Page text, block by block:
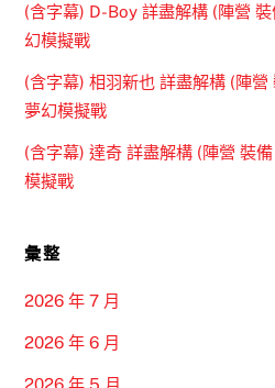
(含字幕) D-Boy 詳盡解構 (陣營
幻模擬戰
(含字幕) 相羽新也 詳盡解構 (陣
夢幻模擬戰
(含字幕) 達奇 詳盡解構 (陣營 裝
模擬戰
彙整
2026 年 7 月
2026 年 6 月